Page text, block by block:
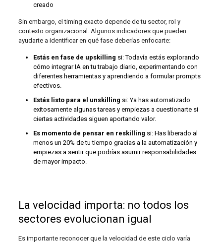
creado
Sin embargo, el timing exacto depende de tu sector, rol y
contexto organizacional. Algunos indicadores que pueden
ayudarte a identificar en qué fase deberías enfocarte:
Estás en fase de upskilling si: Todavía estás explorando
cómo integrar IA en tu trabajo diario, experimentando con
diferentes herramientas y aprendiendo a formular prompts
efectivos.
Estás listo para el unskilling si: Ya has automatizado
exitosamente algunas tareas y empiezas a cuestionarte si
ciertas actividades siguen aportando valor.
Es momento de pensar en reskilling si: Has liberado al
menos un 20% de tu tiempo gracias a la automatización y
empiezas a sentir que podrías asumir responsabilidades
de mayor impacto.
La velocidad importa: no todos los
sectores evolucionan igual
Es importante reconocer que la velocidad de este ciclo varía